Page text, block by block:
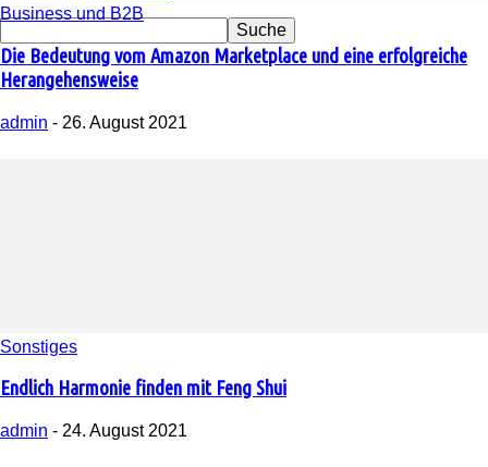
Business und B2B
Die Bedeutung vom Amazon Marketplace und eine erfolgreiche
Herangehensweise
admin - 26. August 2021
Sonstiges
Endlich Harmonie finden mit Feng Shui
admin - 24. August 2021